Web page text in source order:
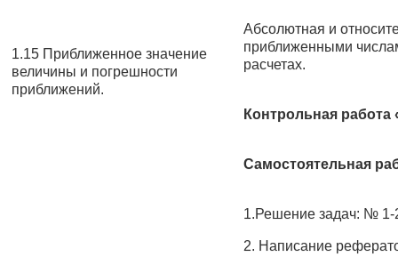
1.15 Приближенное значение
величины и погрешности
приближений.
Абсолютная и
приближенными
расчетах.
Контрольная
Самостоятельная
1.Решение задач: № 1-
2. Написание